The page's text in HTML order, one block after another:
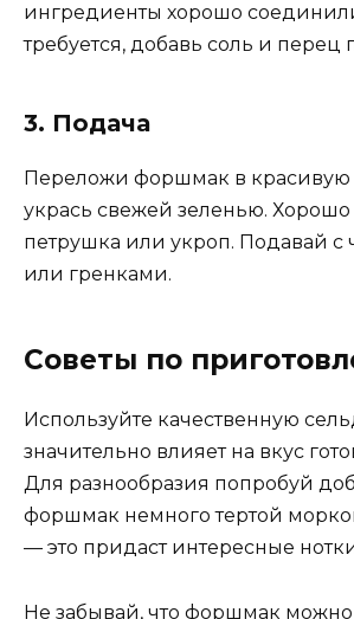
ингредиенты хорошо
требуется, добавь соль и перец
3. Подача
Переложи форшмак в красивую
укрась свежей зеленью.
петрушка или укроп. Подавай с
или гренками.
Советы по
Используйте качественную
значительно влияет на вкус
Для разнообразия попробуй
форшмак немного тертой
— это придаст интересные
Не забывай, что форшмак можно